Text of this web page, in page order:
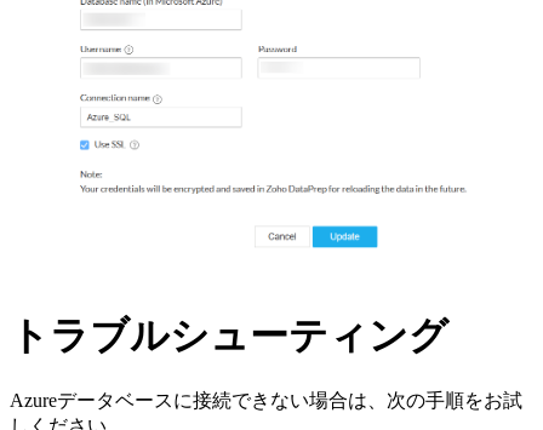
トラブルシューティング
Azureデータベースに接続できない場合は、次の手順をお試